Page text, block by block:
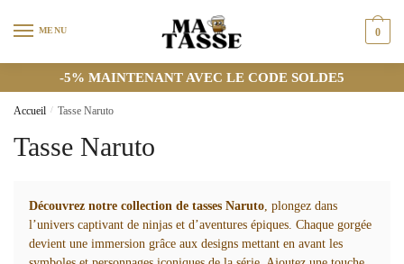
MENU 0
-5% MAINTENANT AVEC LE CODE SOLDE5
Accueil / Tasse Naruto
Tasse Naruto
Découvrez notre collection de tasses Naruto, plongez dans
l’univers captivant de ninjas et d’aventures épiques. Chaque gorgée
devient une immersion grâce aux designs mettant en avant les